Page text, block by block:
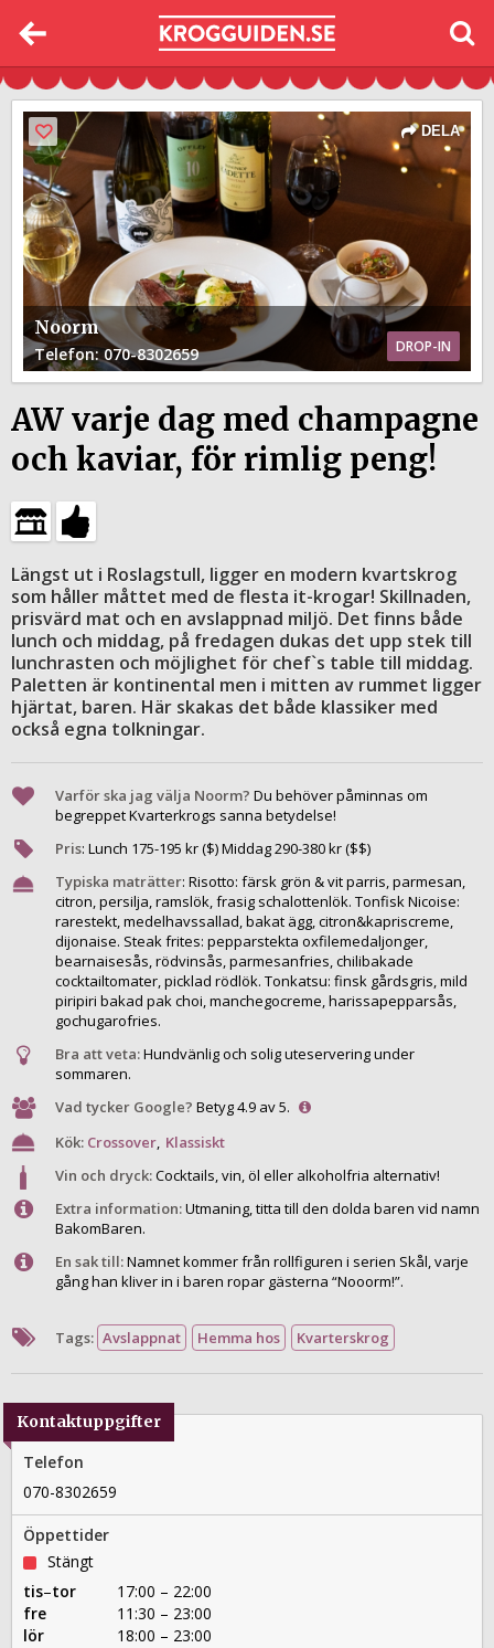
Noorm
Telefon: 070-8302659 DROP-IN
DELA
AW varje dag med champagne
och kaviar, för rimlig peng!
Längst ut i Roslagstull, ligger en modern kvartskrog
som håller måttet med de flesta it-krogar! Skillnaden,
prisvärd mat och en avslappnad miljö. Det finns både
lunch och middag, på fredagen dukas det upp stek till
lunchrasten och möjlighet för chef`s table till middag.
Paletten är kontinental men i mitten av rummet ligger
hjärtat, baren. Här skakas det både klassiker med
också egna tolkningar.
Varför ska jag välja Noorm? Du behöver påminnas om
begreppet Kvarterkrogs sanna betydelse!
Pris: Lunch 175-195 kr ($) Middag290-380kr ($$)
Typiska maträtter: Risotto: färsk grön & vit parris, parmesan,
citron, persilja, ramslök, frasig schalottenlök. Tonfisk Nicoise:
rarestekt, medelhavssallad, bakat ägg, citron&kapriscreme,
dijonaise. Steak frites: pepparstekta oxfilemedaljonger,
bearnaisesås, rödvinsås, parmesanfries, chilibakade
cocktailtomater, picklad rödlök. Tonkatsu: finsk gårdsgris, mild
piripiri bakad pak choi, manchegocreme, harissapepparsås,
gochugarofries.
Bra att veta:Hundvänlig och solig uteservering under
sommaren.
Vad tycker Google? Betyg 4.9 av 5.
Kök: Crossover, Klassiskt
Vin och dryck:Cocktails, vin, öl eller alkoholfria alternativ!
Extra information:Utmaning, titta till den dolda baren vid namn
BakomBaren.
En sak till:Namnet kommer från rollfiguren i serien Skål, varje
gång han kliver in i baren ropar gästerna “Nooorm!”.
Tags: Avslappnat Hemma hos Kvarterskrog
Kontaktuppgifter
Telefon
070-8302659
Öppettider
Stängt
tis–tor
17:00 – 22:00
fre
11:30 – 23:00
lör
18:00 – 23:00